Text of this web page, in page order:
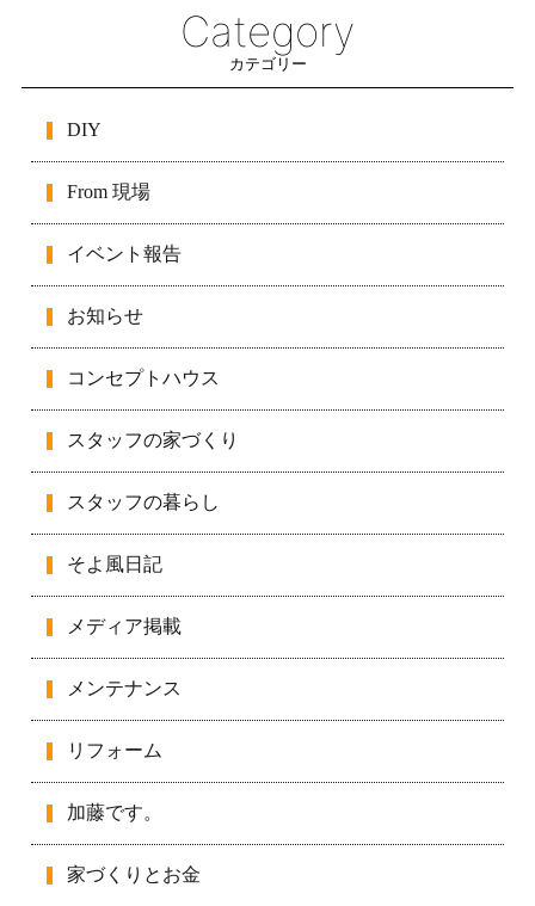
Category
カテゴリー
DIY
From 現場
イベント報告
お知らせ
コンセプトハウス
スタッフの家づくり
スタッフの暮らし
そよ風日記
メディア掲載
メンテナンス
リフォーム
加藤です。
家づくりとお金